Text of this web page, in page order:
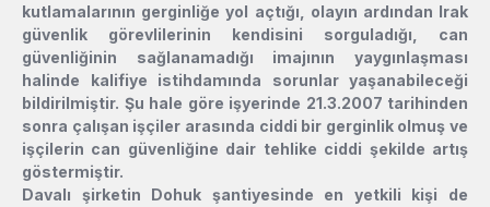
kutlamalarının gerginliğe yol açtığı, olayın ardından Irak
güvenlik görevlilerinin kendisini sorguladığı, can
güvenliğinin sağlanamadığı imajının yaygınlaşması
halinde kalifiye istihdamında sorunlar yaşanabileceği
bildirilmiştir. Şu hale göre işyerinde 21.3.2007 tarihinden
sonra çalışan işçiler arasında ciddi bir gerginlik olmuş ve
işçilerin can güvenliğine dair tehlike ciddi şekilde artış
göstermiştir.
Davalı şirketin Dohuk şantiyesinde en yetkili kişi de